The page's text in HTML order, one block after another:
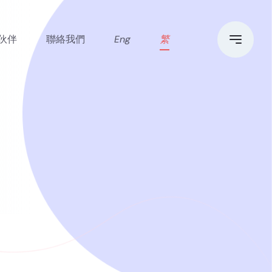
伴 聯絡我們 Eng 繁